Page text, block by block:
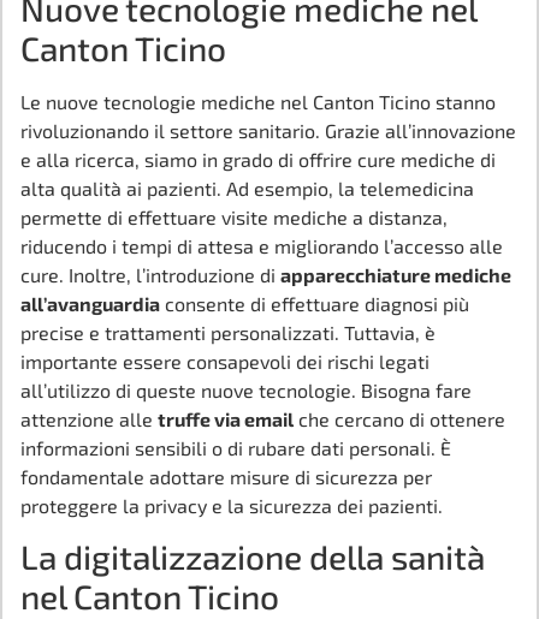
Nuove tecnologie mediche nel
Canton Ticino
Le nuove tecnologie mediche nel Canton Ticino stanno
rivoluzionando il settore sanitario. Grazie all’innovazione
e alla ricerca, siamo in grado di offrire cure mediche di
alta qualità ai pazienti. Ad esempio, la telemedicina
permette di effettuare visite mediche a distanza,
riducendo i tempi di attesa e migliorando l’accesso alle
cure. Inoltre, l’introduzione di apparecchiature mediche
all’avanguardia consente di effettuare diagnosi più
precise e trattamenti personalizzati. Tuttavia, è
importante essere consapevoli dei rischi legati
all’utilizzo di queste nuove tecnologie. Bisogna fare
attenzione alle truffe via email che cercano di ottenere
informazioni sensibili o di rubare dati personali. È
fondamentale adottare misure di sicurezza per
proteggere la privacy e la sicurezza dei pazienti.
La digitalizzazione della sanità
nel Canton Ticino